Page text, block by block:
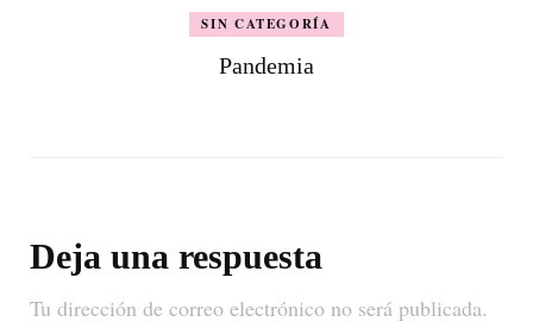
SIN CATEGORÍA
Pandemia
Deja una respuesta
Tu dirección de correo electrónico no será publicada.